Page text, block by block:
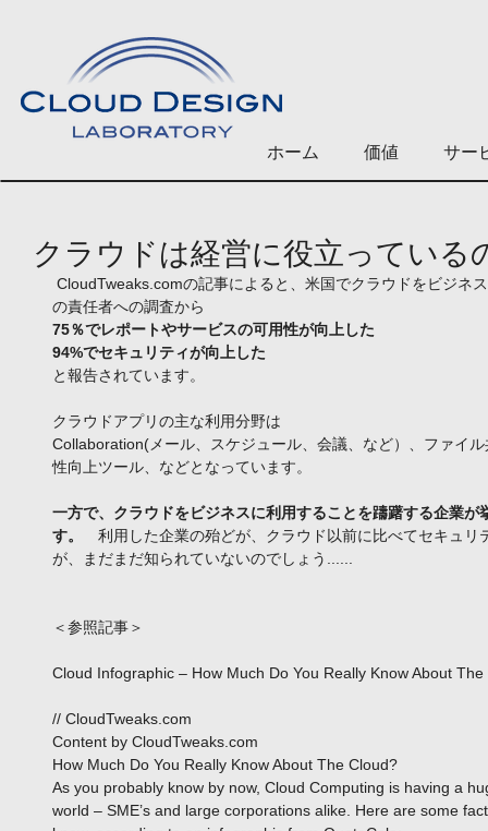
ホーム 価値 サー
クラウドは経営に役立ってい
の責任者への調査から
75％でレポートやサービスの可用性が向上した
94%でセキュリティが向上した
と報告されています。
クラウドアプリの主な利用分野は
Collaboration(メール、スケジュール、会議、など）、ファイ
性向上ツール、などとなっています。
一方で、クラウドをビジネスに利用することを躊躇する企業
す。
利用した企業の殆どが、クラウド以前に比べてセキュリ
が、まだまだ知られていないのでしょう......
＜参照記事＞
Cloud Infographic – How Much Do You Really Know About The
// CloudTweaks.com
Content by CloudTweaks.com
How Much Do You Really Know About The Cloud?
As you probably know by now, Cloud Computing is having a
world – SME’s and large corporations alike. Here are some